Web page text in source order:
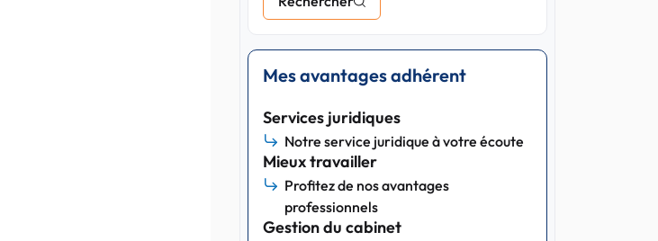
Mes avantages adhérent
Services juridiques
Notre service juridique à votre écoute
Mieux travailler
Profitez de nos avantages
professionnels
Gestion du cabinet